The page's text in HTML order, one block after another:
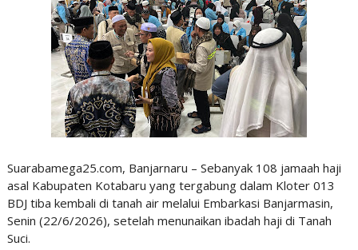
Suarabamega25.com, Banjarnaru – Sebanyak 108 jamaah haji
asal Kabupaten Kotabaru yang tergabung dalam Kloter 013
BDJ tiba kembali di tanah air melalui Embarkasi Banjarmasin,
Senin (22/6/2026), setelah menunaikan ibadah haji di Tanah
Suci.